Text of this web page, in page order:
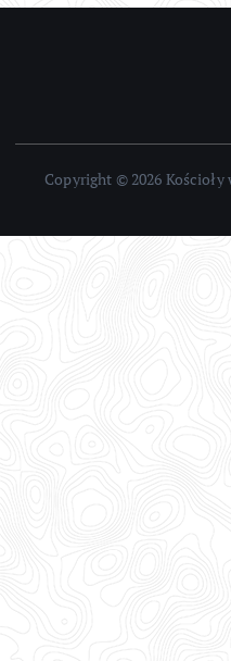
Copyright © 2026 Kościoły